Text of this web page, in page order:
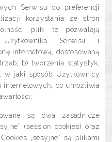
Serwisu do preferencji
korzystania ze stron
pliki te pozwalają
Użytkownika Serwisu i
internetową, dostosowaną
b) tworzenia statystyk,
w jaki sposób Użytkownicy
co umożliwia
są dwa zasadnicze
(session cookies) oraz
Cookies „sesyjne” są plikami